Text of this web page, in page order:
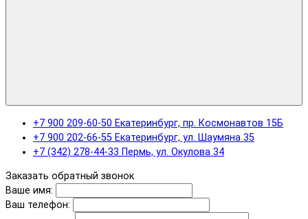
+7 900 209-60-50 Екатеринбург, пр. Космонавтов 15Б
+7 900 202-66-55 Екатеринбург, ул. Шаумяна 35
+7 (342) 278-44-33 Пермь, ул. Окулова 34
Заказать обратный звонок
Ваше имя:
Ваш телефон: